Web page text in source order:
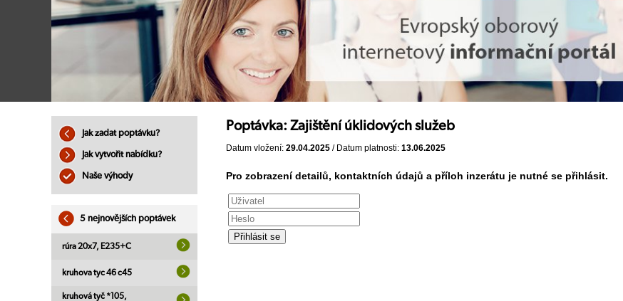
Jak zadat poptávku?
Jak vytvořit nabídku?
Naše výhody
5 nejnovějších poptávek
rúra 20x7, E235+C
kruhova tyc 46 c45
kruhová tyč *105,
Poptávka: Zajištění úklidových služeb
Datum vložení: 29.04.2025 / Datum platnosti: 13.06.2025
Pro zobrazení detailů, kontaktních údajů a příloh inzerátu je nutné se přihlásit.